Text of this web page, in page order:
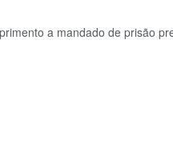
a mandado de prisão